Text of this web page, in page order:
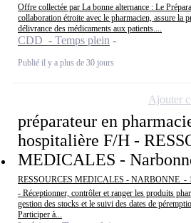
Offre collectée par La bonne alternance : Le
collaboration étroite avec le pharmacien, assure la
délivrance des médicaments aux patients....
CDD - Temps plein
Publié il y a plus de 30 jours
préparateur en
hospitalière F/H -
MEDICALES -
RESSOURCES MEDICALES - NARBONNE -
- Réceptionner, contrôler et ranger les produits
gestion des stocks et le suivi des dates de
Participer à...
Ajouter